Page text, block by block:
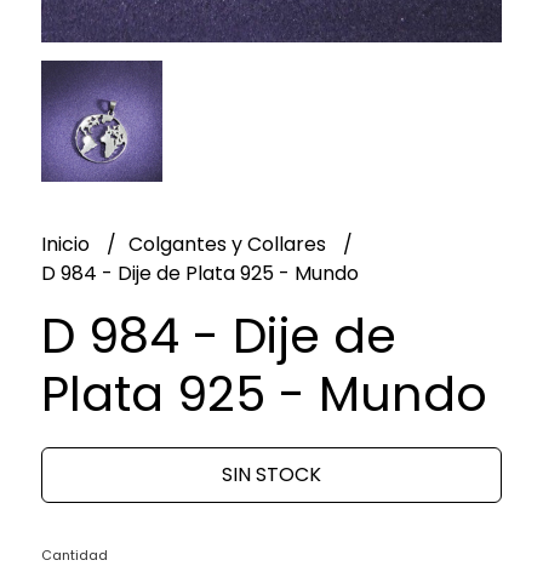
Inicio
Colgantes y Collares
D 984 - Dije de Plata 925 - Mundo
D 984 - Dije de
Plata 925 - Mundo
SIN STOCK
Cantidad